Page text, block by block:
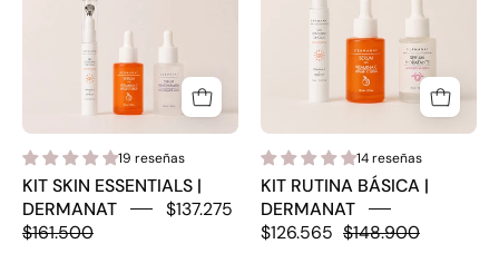
DERMANAT
19 reseñas
KIT SKIN ESSENTIALS |
DERMANAT
$137.275
$161.500
DERMANAT
14 reseñas
KIT RUTINA BÁSICA |
DERMANAT
$126.565 $148.900